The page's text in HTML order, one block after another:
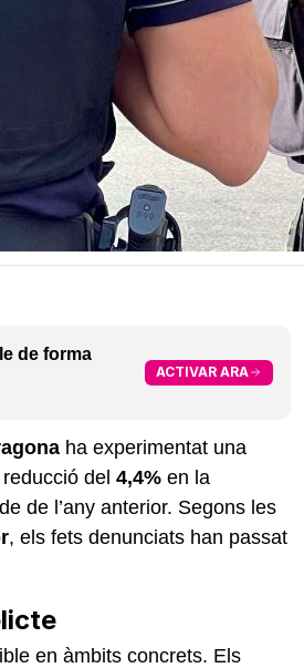
de forma
ACTIVAR ARA
ha experimentat una
del 4,4% en la
de l’any anterior. Segons les
, els fets denunciats han passat
en àmbits concrets. Els